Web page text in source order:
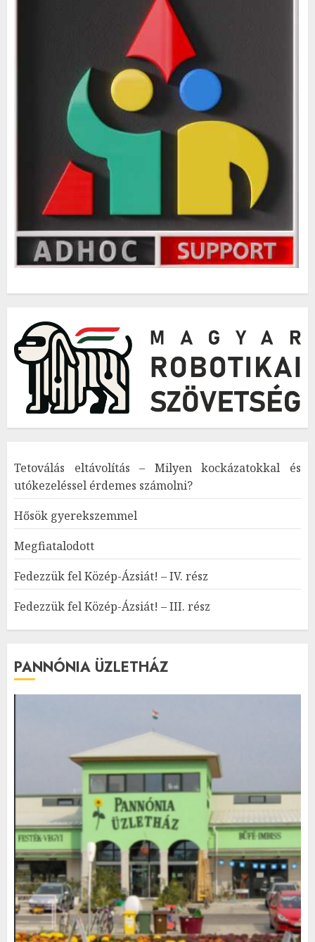
Tetoválás eltávolítás – Milyen kockázatokkal és
utókezeléssel érdemes számolni?
Hősök gyerekszemmel
Megfiatalodott
Fedezzük fel Közép-Ázsiát! – IV. rész
Fedezzük fel Közép-Ázsiát! – III. rész
PANNÓNIA ÜZLETHÁZ